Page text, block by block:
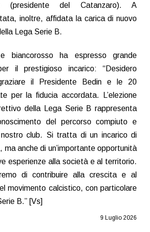
(presidente del Catanzaro). A
inoltre, affidata la carica di nuovo
Lega Serie B.
biancorosso ha espresso grande
il prestigioso incarico: “Desidero
il Presidente Bedin e le 20
per la fiducia accordata. L’elezione
della Lega Serie B rappresenta
del percorso compiuto e
nostro club. Si tratta di un incarico di
ma anche di un’importante opportunità
esperienze alla società e al territorio.
di contribuire alla crescita e al
movimento calcistico, con particolare
B.” [Vs]
9 Luglio 2026